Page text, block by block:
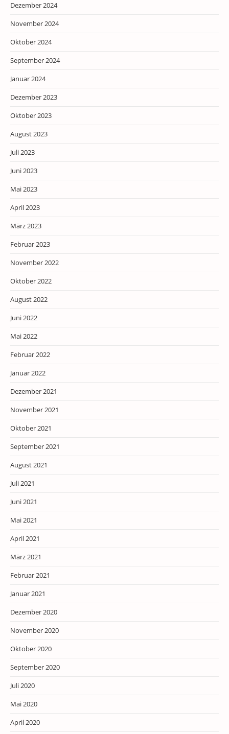
Dezember 2024
November 2024
Oktober 2024
September 2024
Januar 2024
Dezember 2023
Oktober 2023
August 2023
Juli 2023
Juni 2023
Mai 2023
April 2023
März 2023
Februar 2023
November 2022
Oktober 2022
August 2022
Juni 2022
Mai 2022
Februar 2022
Januar 2022
Dezember 2021
November 2021
Oktober 2021
September 2021
August 2021
Juli 2021
Juni 2021
Mai 2021
April 2021
März 2021
Februar 2021
Januar 2021
Dezember 2020
November 2020
Oktober 2020
September 2020
Juli 2020
Mai 2020
April 2020